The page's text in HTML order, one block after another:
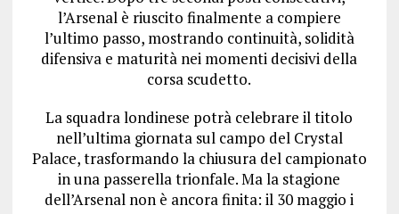
l’Arsenal è riuscito finalmente a compiere
l’ultimo passo, mostrando continuità, solidità
difensiva e maturità nei momenti decisivi della
corsa scudetto.
La squadra londinese potrà celebrare il titolo
nell’ultima giornata sul campo del Crystal
Palace, trasformando la chiusura del campionato
in una passerella trionfale. Ma la stagione
dell’Arsenal non è ancora finita: il 30 maggio i